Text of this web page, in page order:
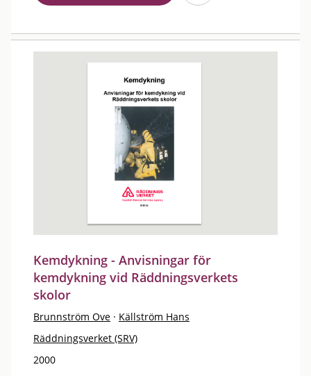
Kemdykning - Anvisningar för
kemdykning vid Räddningsverkets
skolor
Brunnström Ove · Källström Hans
Räddningsverket (SRV)
2000